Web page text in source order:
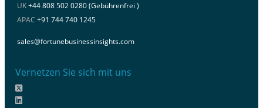
UK+44 808 502 0280 (Gebührenfrei )
APAC +91 744 740 1245
sales@fortunebusinessinsights.com
Vernetzen Sie sich mit uns